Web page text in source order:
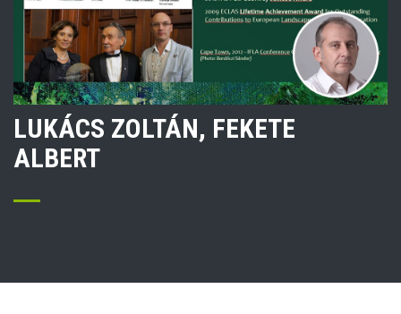
LUKÁCS ZOLTÁN, FEKETE
ALBERT